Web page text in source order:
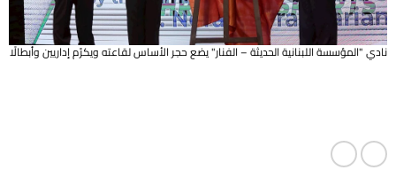
نادي "المؤسسة اللبنانية الحديثة – الفنار" يضع حجر الأساس لقاعته ويكرّم إداريين وأبطالًا